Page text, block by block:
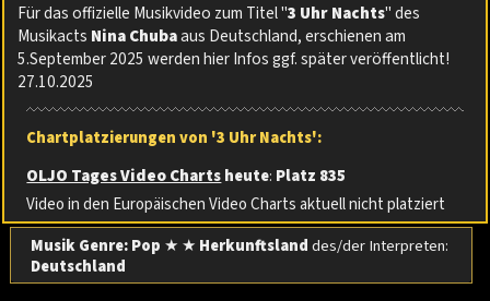
Für das offizielle Musikvideo zum Titel "3 Uhr Nachts" des
Musikacts Nina Chubaaus Deutschland, erschienen am
5.September 2025 werden hier Infos ggf. später veröffentlicht!
27.10.2025
Chartplatzierungen von '3 Uhr Nachts':
OLJO Tages Video Chartsheute: Platz 835
Video in den Europäischen Video Charts aktuell nicht platziert
Musik Genre: Pop ★ ★ Herkunftslanddes/der Interpreten:
Deutschland